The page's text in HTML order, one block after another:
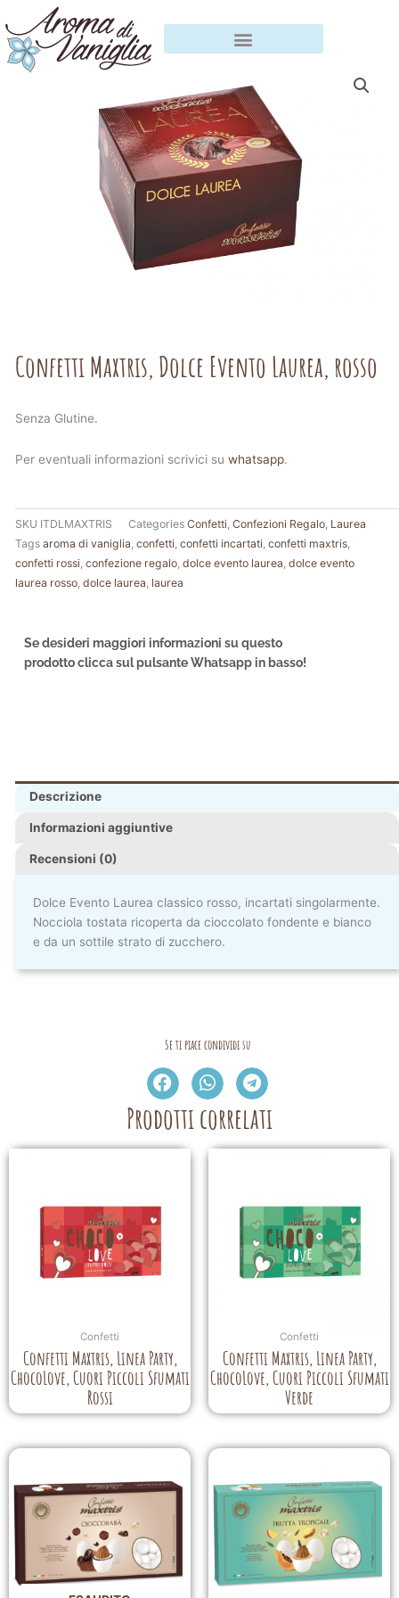
al
contenuto
Confetti Maxtris, Dolce Evento Laurea, rosso
Senza Glutine.
Per eventuali informazioni scrivici su whatsapp.
SKU ITDLMAXTRIS Categories Confetti Confezioni Regalo Laurea
Tags aroma di vaniglia confetti confetti incartati confetti maxtris
confetti rossi confezione regalo dolce evento laurea dolce evento
laurea rosso dolce laurea laurea
Se desideri maggiori informazioni su questo
prodotto clicca sul pulsante Whatsapp in basso!
Descrizione
Informazioni aggiuntive
Recensioni (0)
Dolce Evento Laurea classico rosso, incartati singolarmente.
Nocciola tostata ricoperta da cioccolato fondente e bianco
e da un sottile strato di zucchero.
Se ti piace condividi su
Prodotti correlati
Confetti
Confetti Maxtris, Linea Party,
ChocoLove, Cuori Piccoli Sfumati
Rossi
Confetti
Confetti Maxtris, Linea Party,
ChocoLove, Cuori Piccoli Sfumati
Verde